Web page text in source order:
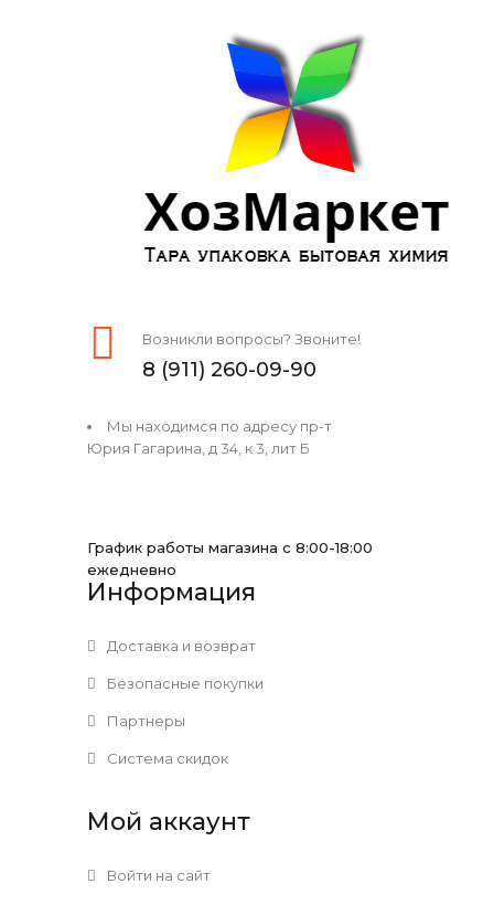
Возникли вопросы? Звоните!
8 (911) 260-09-90
Мы находимся по адресу пр-т
Юрия Гагарина, д 34, к 3, лит Б
График работы магазина с 8:00-18:00
ежедневно
Информация
Доставка и возврат
Безопасные покупки
Партнеры
Система скидок
Мой аккаунт
Войти на сайт